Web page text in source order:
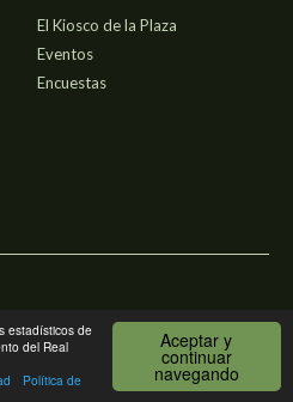
Aceptar y
continuar
navegando
estadísticos de
del Real
Política de
El Kiosco de la Plaza
Eventos
Encuestas